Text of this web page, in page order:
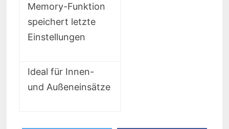
Memory-Funktion
speichert letzte
Einstellungen
Ideal für Innen-
und Außeneinsätze